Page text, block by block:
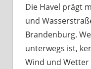
Die Havel prägt
und
Brandenburg.
unterwegs ist,
Wind und Wetter